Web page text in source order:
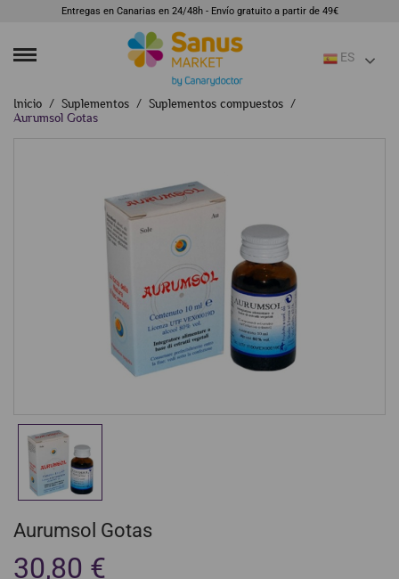
Entregas en Canarias en 24/48h - Envío gratuito a partir de 49€
ES
Inicio Suplementos
Suplementos compuestos
Aurumsol Gotas
Aurumsol Gotas
30,80 €